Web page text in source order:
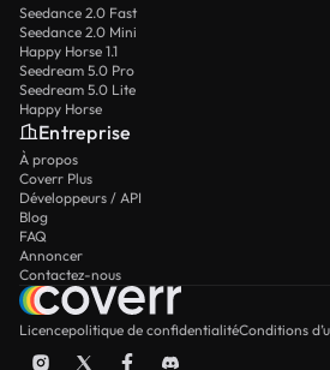
Seedance 2.0 Fast
Seedance 2.0 Mini
Happy Horse 1.1
Seedream 5.0 Pro
Seedream 5.0 Lite
Happy Horse
Entreprise
À propos
Coverr Plus
Développeurs / API
Blog
FAQ
Annoncer
Contactez-nous
Licencepolitique de confidentialitéConditions